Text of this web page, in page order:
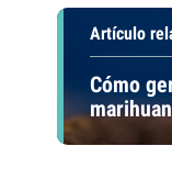
Artículo
Cómo